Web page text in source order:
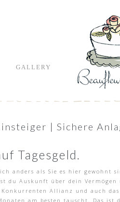
GALLERY
| Sichere
Tagesgeld.
anders als Sie es hier gewohnt
du Auskunft über dein
Allianz und auch
am besten tauscht. Das